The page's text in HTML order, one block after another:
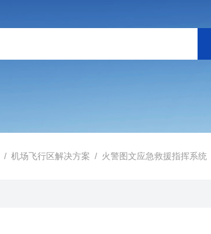
/机场飞行区解决方案 / 火警图文应急救援指挥系统